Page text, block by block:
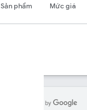
Sản phẩm Mức giá